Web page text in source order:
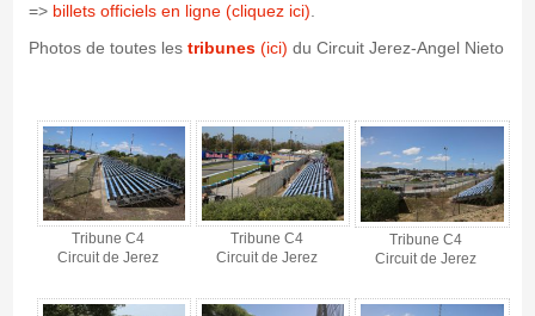
=> billets officiels en ligne (cliquez ici)
Photos de toutes les tribunes(ici) du Circuit Jerez-Angel Nieto
Tribune C4
Circuit de Jerez
Tribune C4
Circuit de Jerez
Tribune C4
Circuit de Jerez